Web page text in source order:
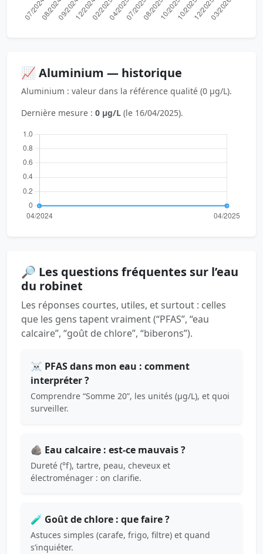
📈 Aluminium — historique
Aluminium : valeur dans la référence qualité (0 µg/L).
Dernière mesure : 0 µg/L (le 16/04/2025).
🔎 Les questions fréquentes sur l’eau
du robinet
Les réponses courtes, utiles, et surtout : celles
que les gens tapent vraiment (“PFAS”, “eau
calcaire”, “goût de chlore”, “biberons”).
☠️ PFAS dans mon eau : comment
interpréter ?
Comprendre “Somme 20”, les unités (µg/L), et quoi
surveiller.
🪨 Eau calcaire : est-ce mauvais ?
Dureté (°f), tartre, peau, cheveux et
électroménager : on clarifie.
🧪 Goût de chlore : que faire ?
Astuces simples (carafe, frigo, filtre) et quand
s’inquiéter.